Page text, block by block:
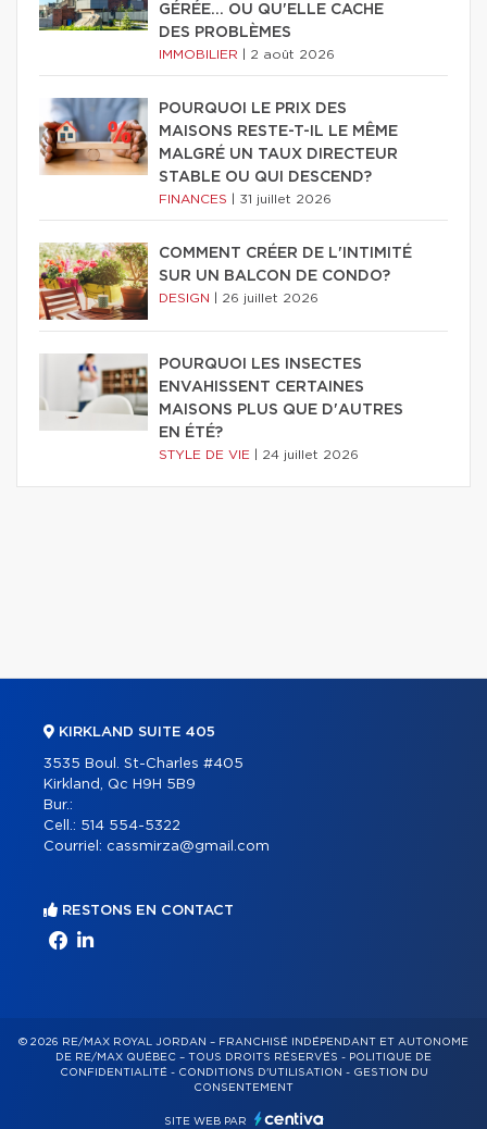
GÉRÉE… OU QU'ELLE CACHE
DES PROBLÈMES
IMMOBILIER 2 août 2026
POURQUOI LE PRIX DES
MAISONS RESTE-T-IL LE MÊME
MALGRÉ UN TAUX DIRECTEUR
STABLE OU QUI DESCEND?
FINANCES 31 juillet 2026
COMMENT CRÉER DE L'INTIMITÉ
SUR UN BALCON DE CONDO?
DESIGN 26 juillet 2026
POURQUOI LES INSECTES
ENVAHISSENT CERTAINES
MAISONS PLUS QUE D'AUTRES
EN ÉTÉ?
STYLE DE VIE 24 juillet 2026
KIRKLAND SUITE 405
3535 Boul. St-Charles #405
Kirkland, Qc H9H 5B9
Bur.:
Cell.: 514 554-5322
Courriel: cassmirza@gmail.com
RESTONS EN CONTACT
© 2026 RE/MAX ROYAL JORDAN – FRANCHISÉ INDÉPENDANT ET AUTONOME
DE RE/MAX QUÉBEC – TOUS DROITS RÉSERVÉS - POLITIQUE DE
CONFIDENTIALITÉ- CONDITIONS D'UTILISATION - GESTION DU
CONSENTEMENT
SITE WEB PAR